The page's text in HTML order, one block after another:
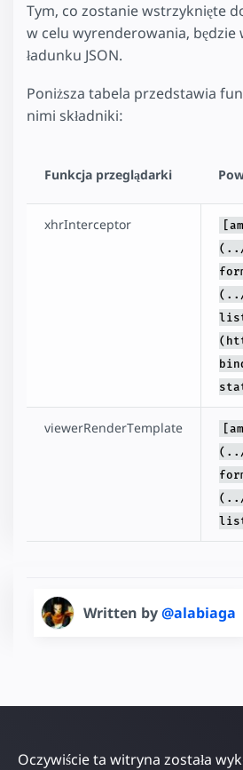
Tym, co zostanie wstrzyknięte
w celu wyrenderowania, będzie
ładunku JSON.
Poniższa tabela przedstawia
nimi składniki:
Funkcja przeglądarki
xhrInterceptor
(../
(../
viewerRenderTemplate
(../
(../
Written by@alabiaga
Oczywiście ta witryna została